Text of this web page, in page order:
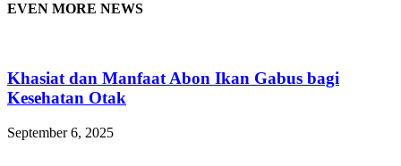
EVEN MORE NEWS
Khasiat dan Manfaat Abon Ikan Gabus bagi
Kesehatan Otak
September 6, 2025